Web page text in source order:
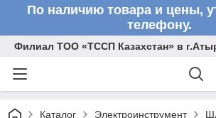
По наличию товара и цены,
телефону.
Филиал ТОО «ТССП Казахстан» в
Каталог Электроинструмент